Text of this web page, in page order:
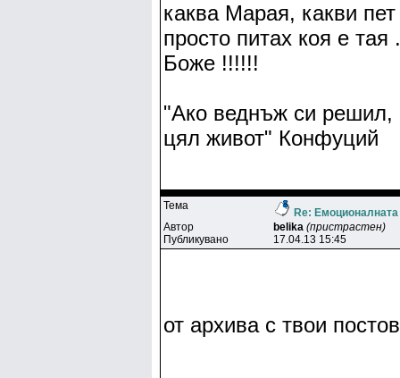
каква Марая, какви
просто питах коя е тая .
Боже !!!!!!
"Ако веднъж си решил,
цял живот" Конфуций
Тема
Re: Емоционалната
Автор
belika (пристрастен)
Публикувано
17.04.13 15:45
от архива с твои